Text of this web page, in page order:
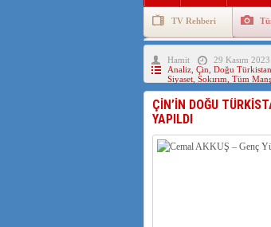
TV Rehberi
Uygurlarda Düğün ve
Hamit
29 Kasım 2023
Analiz, Çin Doğu Türkistan
Siyaset, Sokırım Tüm
ÇİN’İN DOĞU
YAPILDI